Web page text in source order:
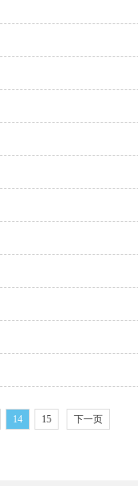
14 15 下一页